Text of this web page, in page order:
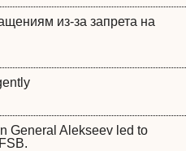
из-за запрета на
General Alekseev led to